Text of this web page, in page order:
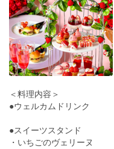
＜料理内容＞
●ウェルカムドリンク
●スイーツスタンド
・いちごのヴェ